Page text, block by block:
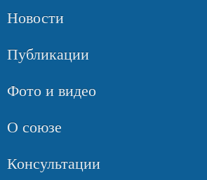
Новости
Публикации
Фото и видео
О союзе
Консультации